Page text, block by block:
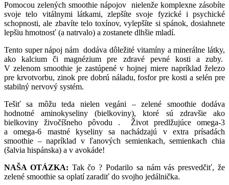
Pomocou zelených smoothie nápojov nielenže komplexne zásobíte
svoje telo vitálnymi látkami, zlepšíte svoje fyzické i psychické
schopnosti, ale zbavíte telo toxínov, vylepšíte si spánok, dosiahnete
lepšiu hmotnosť (a natrvalo) a zostanete dlhšie mladí.
Tento super nápoj nám dodáva dôležité vitamíny a minerálne látky,
ako kalcium či magnézium pre zdravé pevné kosti a zuby.
V zelenom smoothie je zastúpené v hojnej miere napríklad železo
pre krvotvorbu, zinok pre dobrú náladu, fosfor pre kosti a selén pre
stabilný nervový systém.
Tešiť sa môžu teda nielen vegáni – zelené smoothie dodáva
hodnotné aminokyseliny (bielkoviny), ktoré sú zdravšie ako
bielkoviny živočíšneho pôvodu . Život predlžujúce omega-3
a omega-6 mastné kyseliny sa nachádzajú v extra prísadách
smoothie – napríklad v ľanových semienkach, semienkach chia
(šalvia hispánska) a v avokáde!
NAŠA OTÁZKA: Tak čo ? Podarilo sa nám vás presvedčiť, že
zelené smoothie sa oplatí zaradiť do svojho jedálnička.